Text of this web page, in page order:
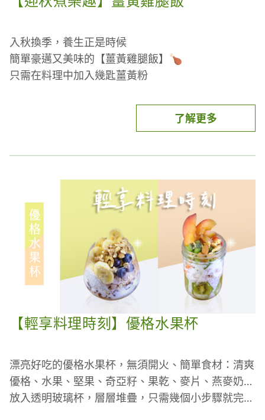
入秋換季，養生正是時候
簡單豪邁又美味的【薑黃雞腿飯】🍗
只需在料理中加入幾匙薑黃粉
選用食材推薦
打造體內環保的超級食物
美國USDA有機、加拿大官方有機、綠色環保
ECOCERT有機及猶太Kosher等4大機構之認證
了解更多
【輕享料理時刻】優格水果杯
漂亮好吃的優格水果杯，無須開火、簡單食材：清爽
優格、水果、堅果、奇亞籽、果乾、麥片、燕麥奶…
放入透明玻璃杯，層層堆疊，只需幾個小步驟就完成